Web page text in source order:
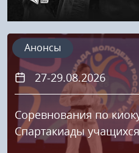
27-29.08.2026
Соревнования по
Спартакиады
Анонсы